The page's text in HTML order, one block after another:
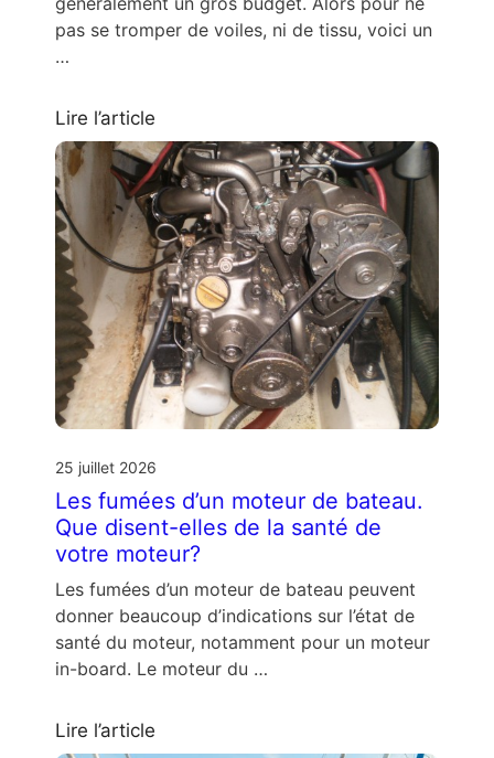
pas se tromper de voiles, ni de tissu, voici un
…
Lire l’article
25 juillet 2026
Les fumées d’un moteur de bateau.
Que disent-elles de la santé de
votre moteur?
Les fumées d’un moteur de bateau peuvent
donner beaucoup d’indications sur l’état de
santé du moteur, notamment pour un moteur
in-board. Le moteur du …
Lire l’article